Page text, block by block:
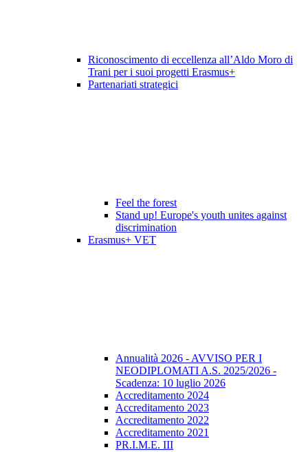
Riconoscimento di eccellenza all’Aldo Moro di
Trani per i suoi progetti Erasmus+
Partenariati strategici
Feel the forest
Stand up! Europe's youth unites against
discrimination
Erasmus+ VET
Annualità 2026 - AVVISO PER I
NEODIPLOMATI A.S. 2025/2026 -
Scadenza: 10 luglio 2026
Accreditamento 2024
Accreditamento 2023
Accreditamento 2022
Accreditamento 2021
PR.I.M.E. III